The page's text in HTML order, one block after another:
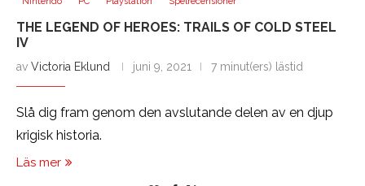
THE LEGEND OF HEROES: TRAILS OF COLD STEEL
IV
av Victoria Eklund juni 9, 2021 7 minut(ers) lästid
Slå dig fram genom den avslutande delen av en djup
krigisk historia.
Läs mer